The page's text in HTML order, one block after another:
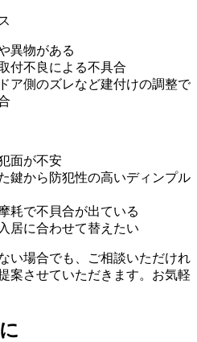
異物がある
付不良による不具合
ア側のズレなど建付けの調整で
面が不安
鍵から防犯性の高いディンプル
耗で不貝合が出ている
居に合わせて替えたい
い場合でも、ご相談いただけれ
案させていただきます。お気軽